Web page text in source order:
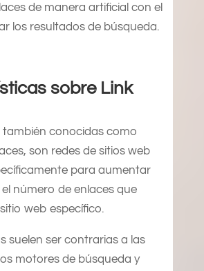
de manera artificial con el
los resultados de búsqueda.
sobre Link
también conocidas como
son redes de sitios web
para aumentar
número de enlaces que
web específico.
suelen ser contrarias a las
motores de búsqueda y